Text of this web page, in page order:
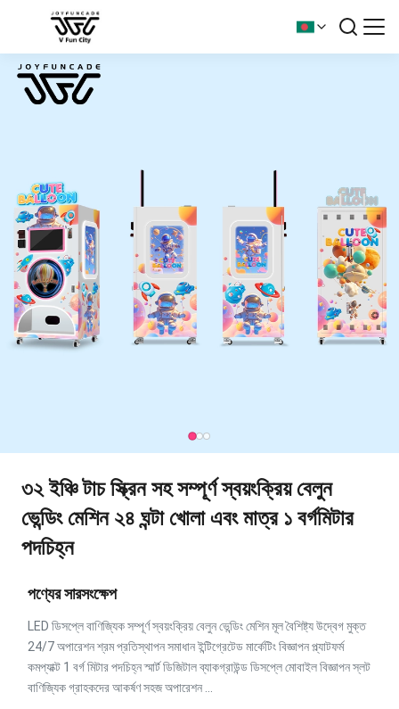
৩২ ইঞ্চি টাচ স্ক্রিন সহ সম্পূর্ণ স্বয়ংক্রিয় বেলুন
ভেন্ডিং মেশিন ২৪ ঘন্টা খোলা এবং মাত্র ১ বর্গমিটার
পদচিহ্ন
পণ্যের সারসংক্ষেপ
LED ডিসপ্লে বাণিজ্যিক সম্পূর্ণ স্বয়ংক্রিয় বেলুন ভেন্ডিং মেশিন মূল বৈশিষ্ট্য উদ্বেগ মুক্ত
24/7 অপারেশন শ্রম প্রতিস্থাপন সমাধান ইন্টিগ্রেটেড মার্কেটিং বিজ্ঞাপন প্ল্যাটফর্ম
কমপ্যাক্ট 1 বর্গ মিটার পদচিহ্ন স্মার্ট ডিজিটাল ব্যাকগ্রাউন্ড ডিসপ্লে মোবাইল বিজ্ঞাপন স্লট
বাণিজ্যিক গ্রাহকদের আকর্ষণ সহজ অপারেশন ...